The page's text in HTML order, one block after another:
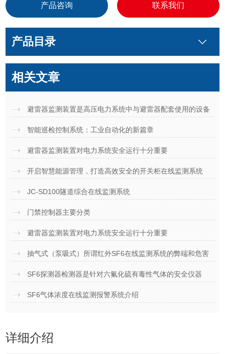
产品咨询 联系我们
产品目录
相关文章
避雷器监测装置是高压电力系统中与避雷器配套使用的设备
智能巡检控制系统：工业自动化的新篇章
避雷器监测装置对电力系统安全运行十分重要
开启智慧能源管理，打造高效安全的开关柜在线监测系统
JC-SD100隧道综合在线监测系统
门禁控制器主要分类
避雷器监测装置对电力系统安全运行十分重要
抽气式（泵吸式）所谓红外SF6在线监测系统的弊端和危害
SF6探测器检测器是针对六氟化硫有毒性气体的安全仪器
SF6气体浓度在线监测报警系统介绍
详细介绍